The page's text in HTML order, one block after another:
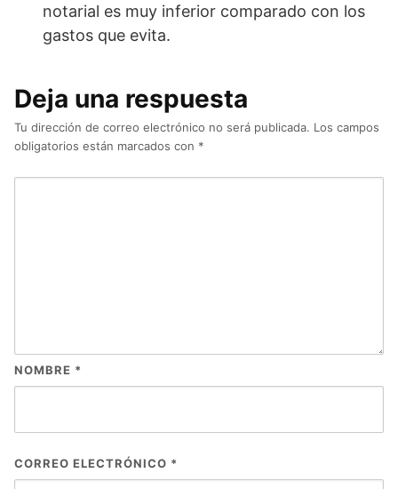
notarial es muy inferior comparado con los
gastos que evita.
Deja una respuesta
Tu dirección de correo electrónico no será publicada. Los campos
obligatorios están marcados con *
NOMBRE *
CORREO ELECTRÓNICO *